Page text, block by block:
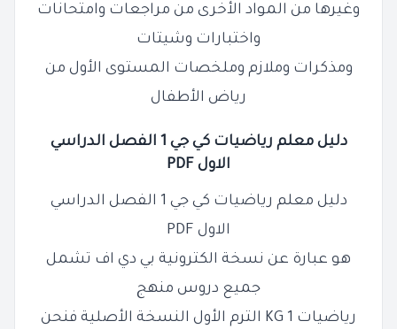
وغيرها من المواد الأخرى من مراجعات وامتحانات
واختبارات وشيتات
ومذكرات وملازم وملخصات المستوى الأول من
رياض الأطفال
دليل معلم رياضيات كي جي 1 الفصل الدراسي
الاول PDF
دليل معلم رياضيات كي جي 1 الفصل الدراسي
الاول PDF
هو عبارة عن نسخة الكترونية بي دي اف تشمل
جميع دروس منهج
رياضيات KG 1 الترم الأول النسخة الأصلية فنحن